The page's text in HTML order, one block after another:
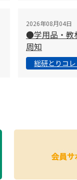
2026年08月04日
●学用品・教
周知
総研とりコレ